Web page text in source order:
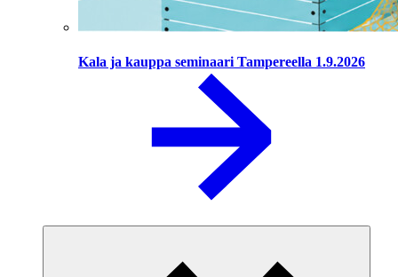
Kala ja kauppa seminaari Tampereella 1.9.2026